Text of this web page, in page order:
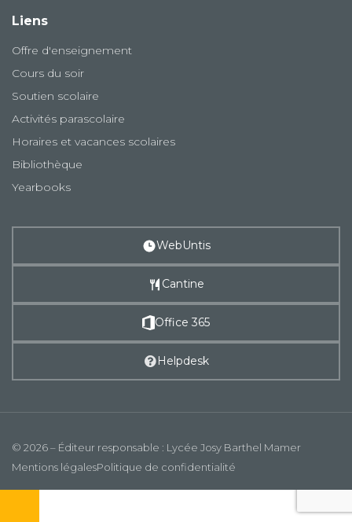
Liens
Offre d'enseignement
Cours du soir
Soutien scolaire
Activités parascolaire
Horaires et vacances scolaires
Bibliothèque
Yearbooks
WebUntis
Cantine
Office 365
Helpdesk
© 2026 – Éditeur responsable : Lycée Josy Barthel Mamer
Mentions légalesPolitique de confidentialité